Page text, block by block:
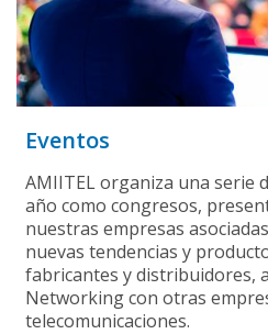
Eventos
AMIITEL organiza una serie
año como congresos,
nuestras empresas
nuevas tendencias y
fabricantes y distribuidores,
Networking con otras
telecomunicaciones.